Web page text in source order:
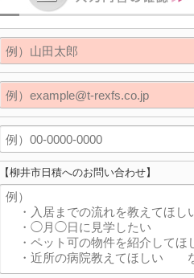
【柳井市日積へのお問い合わせ】